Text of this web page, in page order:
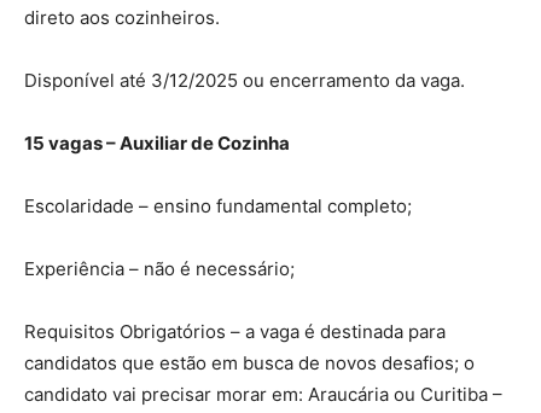
direto aos cozinheiros.
Disponível até 3/12/2025 ou encerramento da vaga.
15 vagas – Auxiliar de Cozinha
Escolaridade – ensino fundamental completo;
Experiência – não é necessário;
Requisitos Obrigatórios – a vaga é destinada para
candidatos que estão em busca de novos desafios; o
candidato vai precisar morar em: Araucária ou Curitiba –